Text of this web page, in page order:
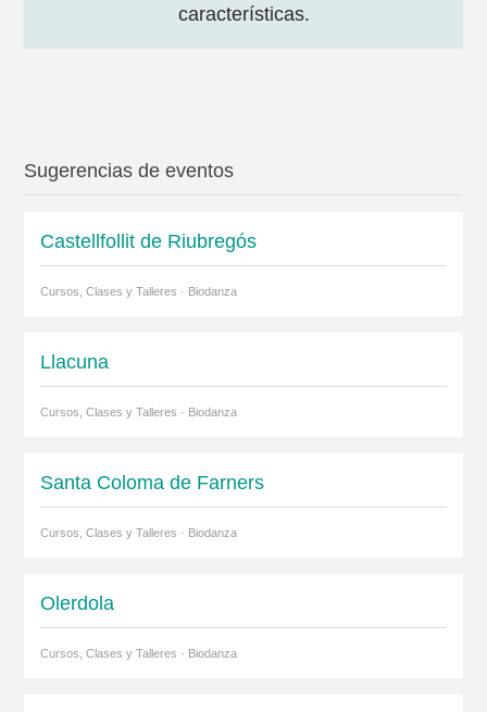
características.
Sugerencias de eventos
Castellfollit de Riubregós
Cursos, Clases y Talleres · Biodanza
Llacuna
Cursos, Clases y Talleres · Biodanza
Santa Coloma de Farners
Cursos, Clases y Talleres · Biodanza
Olerdola
Cursos, Clases y Talleres · Biodanza